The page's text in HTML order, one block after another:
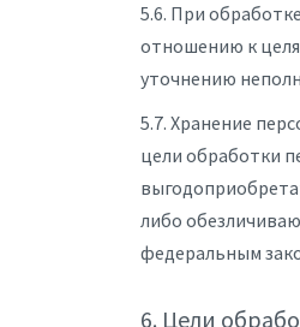
5.6. При
отношению к
уточнению
5.7. Хранение
цели обработки
либо
федеральным
6. Цели